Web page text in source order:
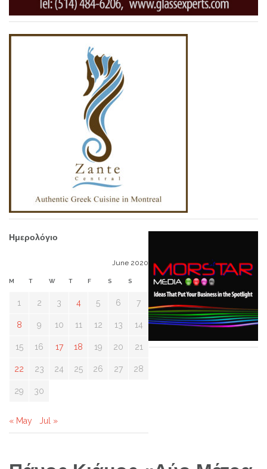
Ημερολόγιο
June 2020
M T W T F S S
1 2 3 4 5 6 7
8 9 10 11 12 13 14
15 16 17 18 19 20 21
22 23 24 25 26 27 28
29 30
« May Jul »